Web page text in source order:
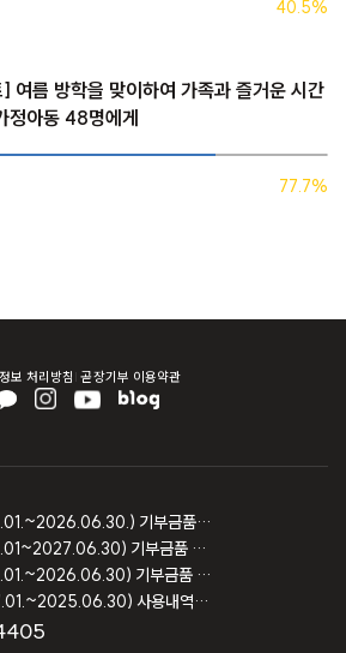
40.5%
름 방학을 맞이하여 가족과 즐거운 시간
정아동 48명에게
77.7%
보 처리방침 곧장기부 이용약관
곧장기부 제5기(2025.07.01.~2026.06.30.) 기부금품 모집결과 보고
곧장기부 제6기(2026.07.01~2027.06.30) 기부금품 모집등록 보고
곧장기부 제5기(2025.07.01.~2026.06.30) 기부금품 모집등록 보고
곧장기부 제4기 (2024.07.01.~2025.06.30) 사용내역 및 회계감사 보고